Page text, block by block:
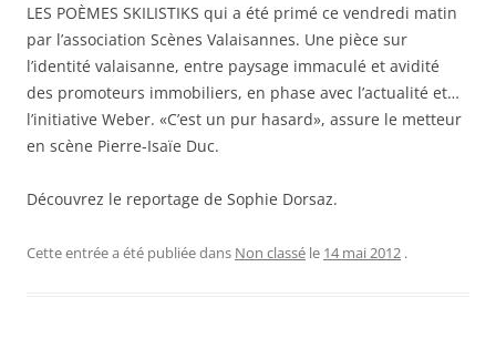
LES POÈMES SKILISTIKS qui a été primé ce vendredi matin
par l’association Scènes Valaisannes. Une pièce sur
l’identité valaisanne, entre paysage immaculé et avidité
des promoteurs immobiliers, en phase avec l’actualité et…
l’initiative Weber. «C’est un pur hasard», assure le metteur
en scène Pierre-Isaïe Duc.
Découvrez le reportage de Sophie Dorsaz.
Cette entrée a été publiée dans Non classé le 14 mai 2012 .